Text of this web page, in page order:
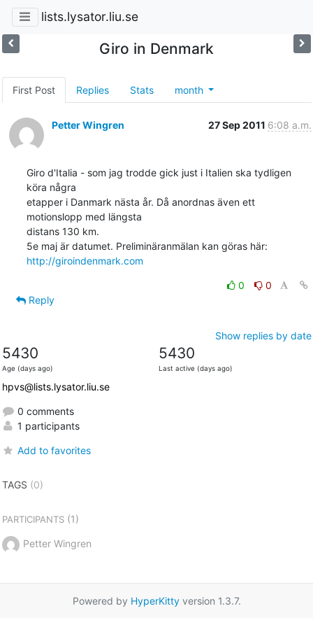
lists.lysator.liu.se
Giro in Denmark
First Post Replies Stats month
Petter Wingren 27 Sep 2011 6:08 a.m.
Giro d'Italia - som jag trodde gick just i Italien ska tydligen
köra några
etapper i Danmark nästa år. Då anordnas även ett
motionslopp med längsta
distans 130 km.
http://giroindenmark.com
0
0
Reply
Show replies by date
5430
Age (days ago)
5430
Last active (days ago)
hpvs@lists.lysator.liu.se
0 comments
1 participants
Add to favorites
TAGS (0)
PARTICIPANTS(1)
Petter Wingren
Powered by HyperKittyversion 1.3.7.